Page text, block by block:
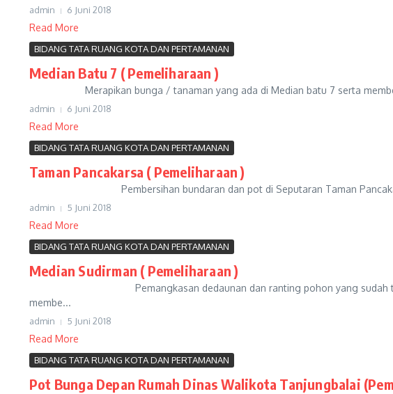
admin 6 Juni 2018
Read More
BIDANG TATA RUANG KOTA DAN PERTAMANAN
Median Batu 7 ( Pemeliharaan )
Merapikan bunga / tanaman yang ada di Median batu 7 serta
admin 6 Juni 2018
Read More
BIDANG TATA RUANG KOTA DAN PERTAMANAN
Taman Pancakarsa ( Pemeliharaan )
Pembersihan bundaran dan pot di Seputaran Taman Pancakarsa
admin 5 Juni 2018
Read More
BIDANG TATA RUANG KOTA DAN PERTAMANAN
Median Sudirman ( Pemeliharaan )
Pemangkasan dedaunan dan ranting pohon yang sudah terlalu
membe...
admin 5 Juni 2018
Read More
BIDANG TATA RUANG KOTA DAN PERTAMANAN
Pot Bunga Depan Rumah Dinas Walikota Tanjungbalai